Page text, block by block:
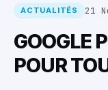
ACTUALITÉS 21
GOOGLE
POUR